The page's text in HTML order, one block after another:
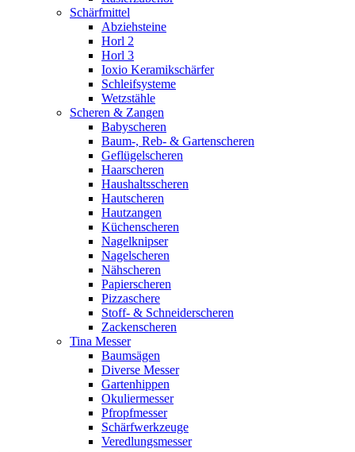
Schärfmittel
Abziehsteine
Horl 2
Horl 3
Ioxio Keramikschärfer
Schleifsysteme
Wetzstähle
Scheren & Zangen
Babyscheren
Baum-, Reb- & Gartenscheren
Geflügelscheren
Haarscheren
Haushaltsscheren
Hautscheren
Hautzangen
Küchenscheren
Nagelknipser
Nagelscheren
Nähscheren
Papierscheren
Pizzaschere
Stoff- & Schneiderscheren
Zackenscheren
Tina Messer
Baumsägen
Diverse Messer
Gartenhippen
Okuliermesser
Pfropfmesser
Schärfwerkzeuge
Veredlungsmesser